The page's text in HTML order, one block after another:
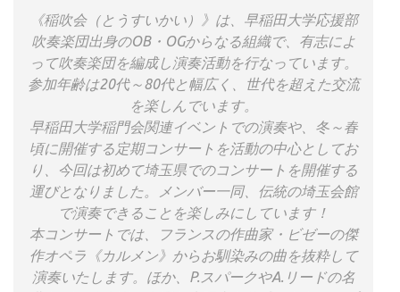
《稲吹会（とうすいかい）》は、早稲田大学応援部
吹奏楽団出身のOB・OGからなる組織で、有志によ
って吹奏楽団を編成し演奏活動を行なっています。
参加年齢は20代～80代と幅広く、世代を超えた交流
を楽しんでいます。
早稲田大学稲門会関連イベントでの演奏や、冬～春
頃に開催する定期コンサートを活動の中心としてお
り、今回は初めて埼玉県でのコンサートを開催する
運びとなりました。メンバー一同、伝統の埼玉会館
で演奏できることを楽しみにしています！
本コンサートでは、フランスの作曲家・ビゼーの傑
作オペラ《カルメン》からお馴染みの曲を抜粋して
演奏いたします。ほか、P.スパークやA.リードの名